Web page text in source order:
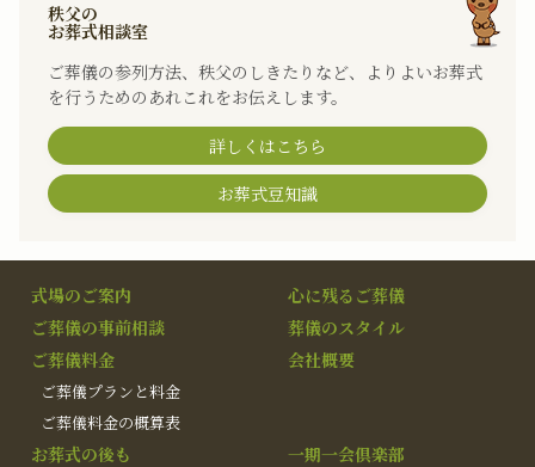
秩父の
お葬式相談室
ご葬儀の参列方法、秩父のしきたりなど、よりよいお葬式
を行うためのあれこれをお伝えします。
詳しくはこちら
お葬式豆知識
式場のご案内
心に残るご葬儀
ご葬儀の事前相談
葬儀のスタイル
ご葬儀料金
ご葬儀プランと料金
ご葬儀料金の概算表
会社概要
お葬式の後も
一期一会倶楽部